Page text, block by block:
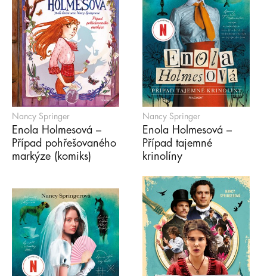
Nancy Springer
Enola Holmesová –
Případ pohřešovaného
markýze (komiks)
Nancy Springer
Enola Holmesová –
Případ tajemné
krinolíny